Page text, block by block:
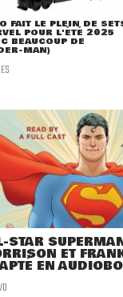
FAIT LE PLEIN DE
POUR L'ÉTÉ 2025
BEAUCOUP DE
MAN)
STAR
ET
EN